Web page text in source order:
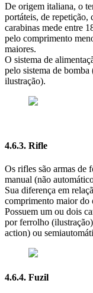
De origem italiana, o
portáteis, de repetição,
carabinas mede entre
pelo comprimento
maiores.
O sistema de
pelo sistema de bomba
ilustração).
4.6.3. Rifle
Os rifles são armas de
manual (não
Sua diferença em
comprimento maior do
Possuem um ou dois
por ferrolho
action) ou
4.6.4. Fuzil